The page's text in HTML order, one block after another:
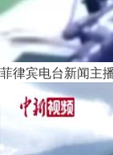
菲律宾电台新闻主